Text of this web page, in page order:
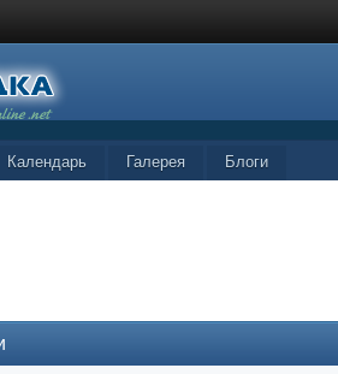
Календарь Галерея Блоги